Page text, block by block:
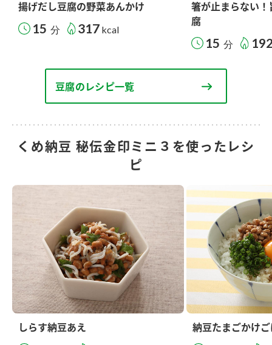
揚げだし豆腐の野菜あんかけ
15 分 317 kcal
箸が止まらない
腐
15 分
豆腐のレシピ一覧
くめ納豆 秘伝金印ミニ３を使ったレシ
ピ
しらす納豆あえ 納豆たまごかけ